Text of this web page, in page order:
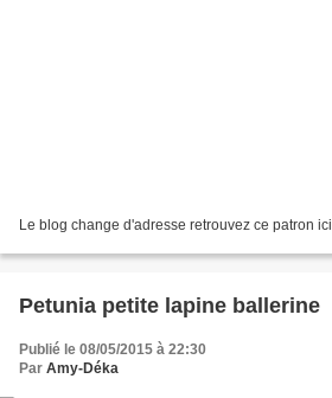
Le blog change d'adresse retrouvez ce patron ici
Petunia petite lapine ballerine
Publié le 08/05/2015 à 22:30
Par Amy-Déka